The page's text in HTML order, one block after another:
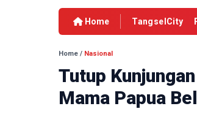
Home TangselCity
Home / Nasional
Tutup
Mama Papua